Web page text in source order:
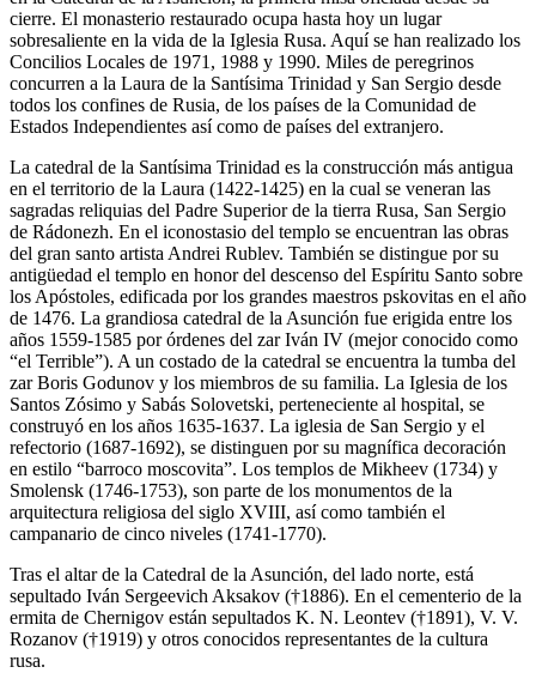
cierre. El monasterio restaurado ocupa hasta hoy un lugar
sobresaliente en la vida de la Iglesia Rusa. Aquí se han realizado los
Concilios Locales de 1971, 1988 y 1990. Miles de peregrinos
concurren a la Laura de la Santísima Trinidad y San Sergio desde
todos los confines de Rusia, de los países de la Comunidad de
Estados Independientes así como de países del extranjero.
La catedral de la Santísima Trinidad es la construcción más antigua
en el territorio de la Laura (1422-1425) en la cual se veneran las
sagradas reliquias del Padre Superior de la tierra Rusa, San Sergio
de Rádonezh. En el iconostasio del templo se encuentran las obras
del gran santo artista Andrei Rublev. También se distingue por su
antigüedad el templo en honor del descenso del Espíritu Santo sobre
los Apóstoles, edificada por los grandes maestros pskovitas en el año
de 1476. La grandiosa catedral de la Asunción fue erigida entre los
años 1559-1585 por órdenes del zar Iván IV (mejor conocido como
“el Terrible”). A un costado de la catedral se encuentra la tumba del
zar Boris Godunov y los miembros de su familia. La Iglesia de los
Santos Zósimo y Sabás Solovetski, perteneciente al hospital, se
construyó en los años 1635-1637. La iglesia de San Sergio y el
refectorio (1687-1692), se distinguen por su magnífica decoración
en estilo “barroco moscovita”. Los templos de Mikheev (1734) y
Smolensk (1746-1753), son parte de los monumentos de la
arquitectura religiosa del siglo XVIII, así como también el
campanario de cinco niveles (1741-1770).
Tras el altar de la Catedral de la Asunción, del lado norte, está
sepultado Iván Sergeevich Aksakov (†1886). En el cementerio de la
ermita de Chernigov están sepultados K. N. Leontev (†1891), V. V.
Rozanov (†1919) y otros conocidos representantes de la cultura
rusa.